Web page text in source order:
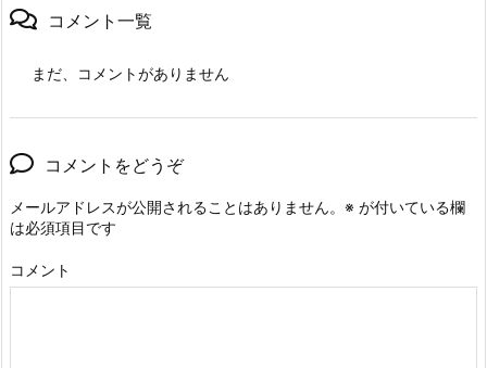
コメント一覧
まだ、コメントがありません
コメントをどうぞ
メールアドレスが公開されることはありません。 ※ が付いている欄
は必須項目です
コメント